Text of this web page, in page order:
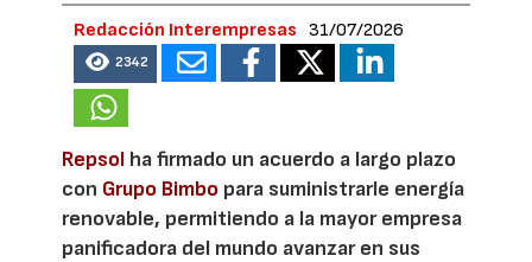
Redacción Interempresas 31/07/2026
2342
Repsol ha firmado un acuerdo a largo plazo
con Grupo Bimbo para suministrarle energía
renovable, permitiendo a la mayor empresa
panificadora del mundo avanzar en sus